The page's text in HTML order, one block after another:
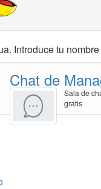
Introduce tu
Chat de
Sala de
gratis